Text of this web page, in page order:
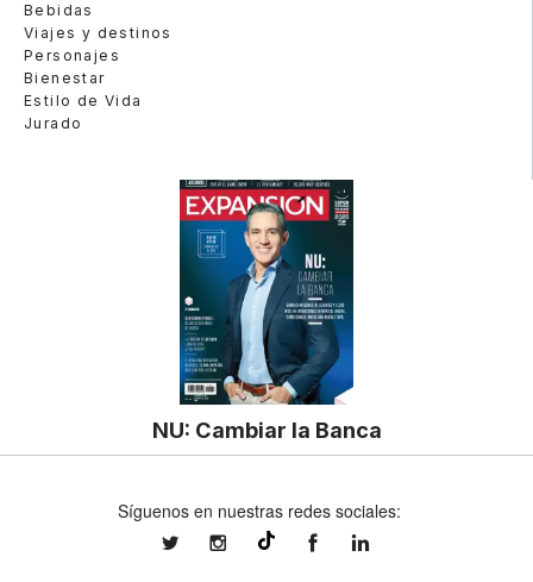
Bebidas
Viajes y destinos
Personajes
Bienestar
Estilo de Vida
Jurado
NU: Cambiar la Banca
Síguenos en nuestras redes sociales:
expansionmxexpansionmx ExpansionMex